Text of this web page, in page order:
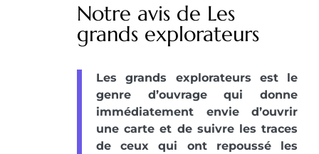
Notre avis de Les
grands explorateurs
Les grands explorateurs est le
genre d’ouvrage qui donne
immédiatement envie d’ouvrir
une carte et de suivre les traces
de ceux qui ont repoussé les